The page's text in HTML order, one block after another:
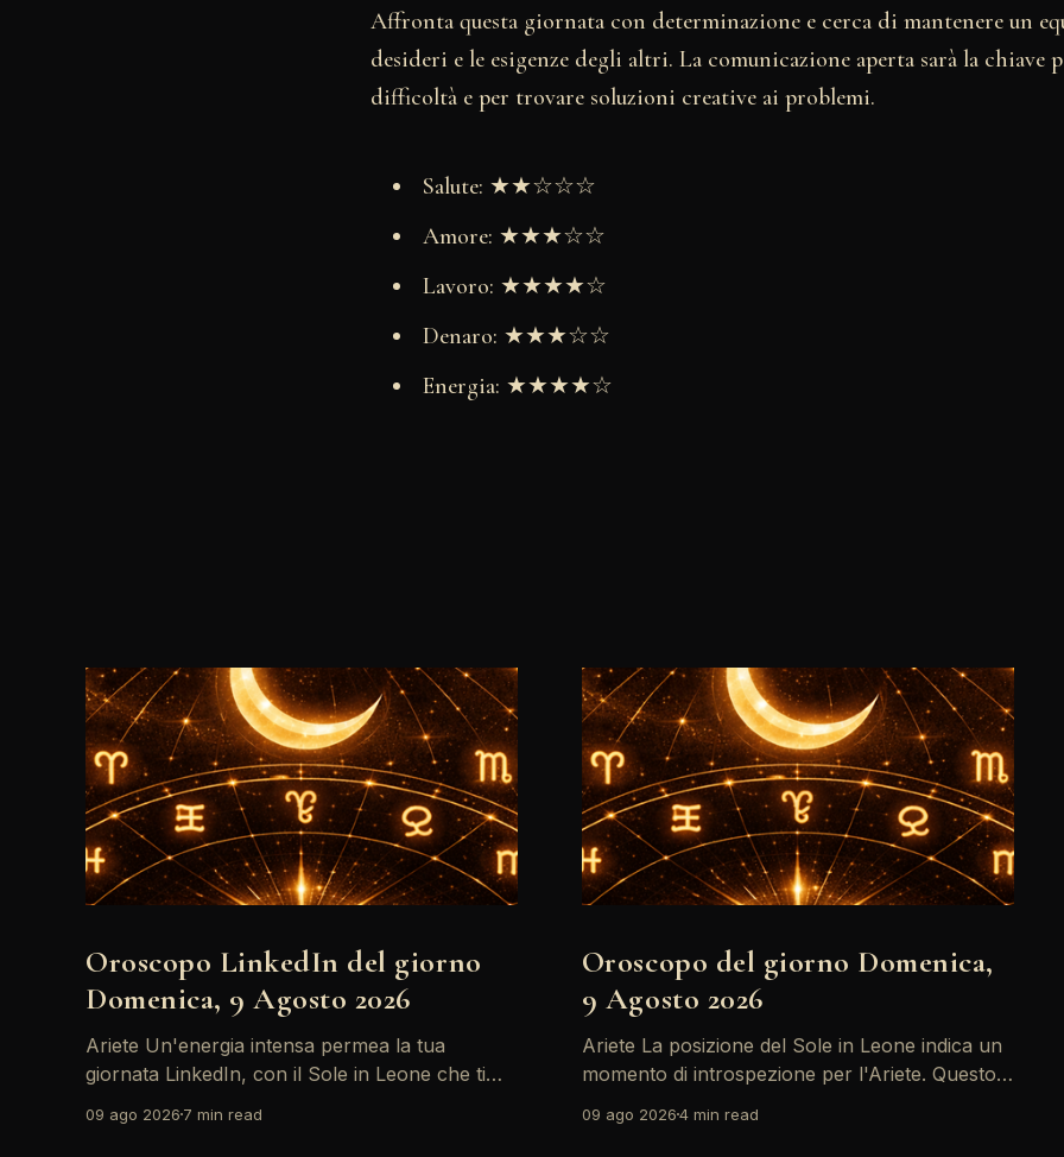
Affronta questa giornata con determinazione e cerca di mantenere un
desideri e le esigenze degli altri. La comunicazione aperta sarà la chiave
difficoltà e per trovare soluzioni creative ai problemi.
Salute: ★★☆☆☆
Amore: ★★★☆☆
Lavoro: ★★★★☆
Denaro: ★★★☆☆
Energia: ★★★★☆
Oroscopo LinkedIn del giorno
Domenica, 9 Agosto 2026
Ariete Un'energia intensa permea la tua
giornata LinkedIn, con il Sole in Leone che ti
emozioni, amplificate dalla Luna in Gemelli,
09 ago 2026 7 min read
Oroscopo del giorno Domenica,
9 Agosto 2026
Ariete La posizione del Sole in Leone indica un
momento di introspezione per l'Ariete. Questo è
e desideri, soprattutto in ambito professionale.
09 ago 20264 min read